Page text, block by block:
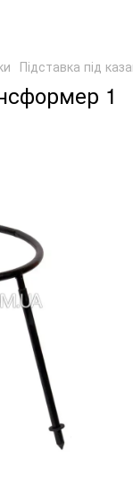
Підставка під
1